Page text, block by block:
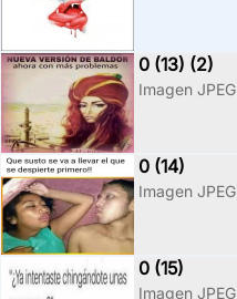
0 (13) (2)
Imagen JPEG
0 (14)
Imagen JPEG
0 (15)
Imagen JPEG